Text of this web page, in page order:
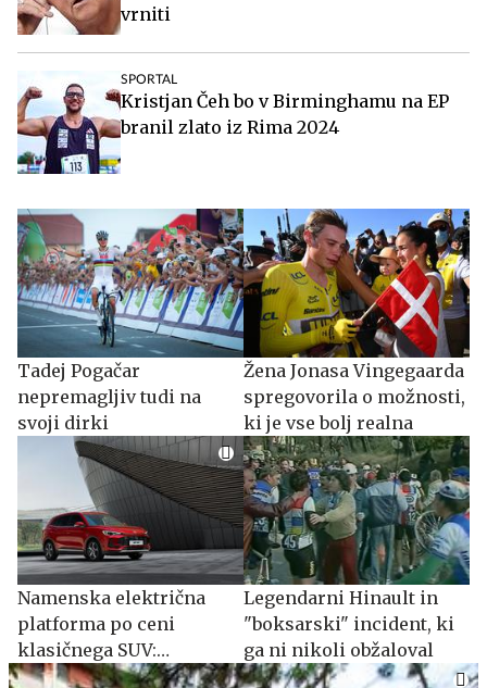
vrniti
SPORTAL
Kristjan Čeh bo v Birminghamu na EP
branil zlato iz Rima 2024
Tadej Pogačar
nepremagljiv tudi na
svoji dirki
Žena Jonasa Vingegaarda
spregovorila o možnosti,
ki je vse bolj realna
Namenska električna
platforma po ceni
klasičnega SUV:
spoznajte MG S5 EV
Legendarni Hinault in
"boksarski" incident, ki
ga ni nikoli obžaloval